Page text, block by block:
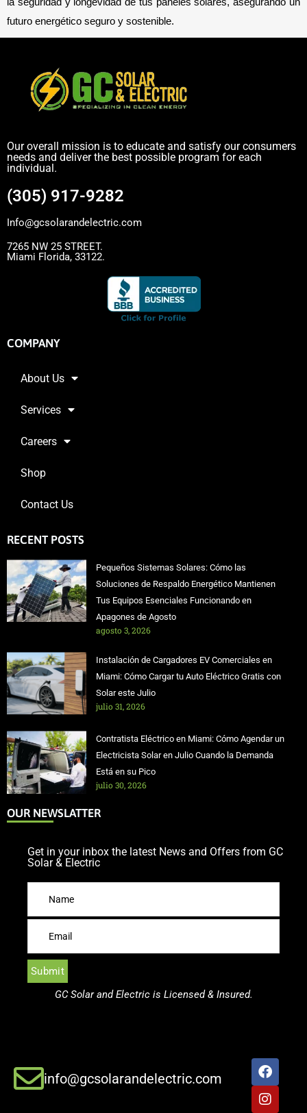
la seguridad y longevidad de tus paneles solares, asegurando un
futuro energético seguro y sostenible.
Our overall mission is to educate and satisfy our consumers
needs and deliver the best possible program for each
individual.
(305) 917-9282
Info@gcsolarandelectric.com
7265 NW 25 STREET.
Miami Florida, 33122.
COMPANY
About Us
Services
Careers
Shop
Contact Us
RECENT POSTS
Pequeños Sistemas Solares: Cómo las
Soluciones de Respaldo Energético Mantienen
Tus Equipos Esenciales Funcionando en
Apagones de Agosto
agosto 3, 2026
Instalación de Cargadores EV Comerciales en
Miami: Cómo Cargar tu Auto Eléctrico Gratis con
Solar este Julio
julio 31, 2026
Contratista Eléctrico en Miami: Cómo Agendar un
Electricista Solar en Julio Cuando la Demanda
Está en su Pico
julio 30, 2026
OUR NEWSLATTER
Get in your inbox the latest News and Offers from GC
Solar & Electric
GC Solar and Electric is Licensed & Insured.
info@gcsolarandelectric.com